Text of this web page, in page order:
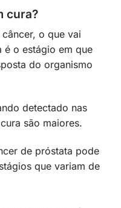
cura?
o que vai
é o estágio em que
do organismo
detectado nas
são maiores.
de próstata pode
que variam de